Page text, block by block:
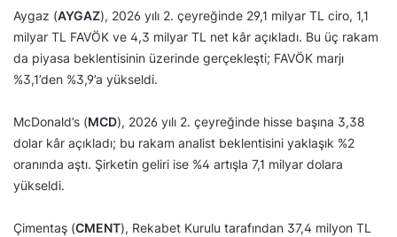
Aygaz (AYGAZ), 2026 yılı 2. çeyreğinde 29,1 milyar TL ciro, 1,1
milyar TL FAVÖK ve 4,3 milyar TL net kâr açıkladı. Bu üç rakam
da piyasa beklentisinin üzerinde gerçekleşti; FAVÖK marjı
%3,1’den %3,9’a yükseldi.
McDonald’s (MCD), 2026 yılı 2. çeyreğinde hisse başına 3,38
dolar kâr açıkladı; bu rakam analist beklentisini yaklaşık %2
oranında aştı. Şirketin geliri ise %4 artışla 7,1 milyar dolara
yükseldi.
Çimentaş (CMENT), Rekabet Kurulu tarafından 37,4 milyon TL